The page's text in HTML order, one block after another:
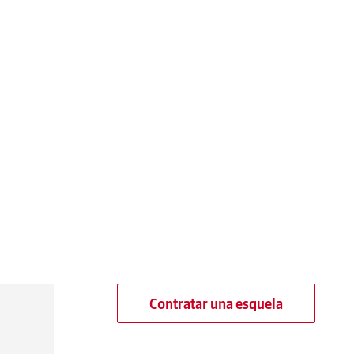
Contratar una esquela